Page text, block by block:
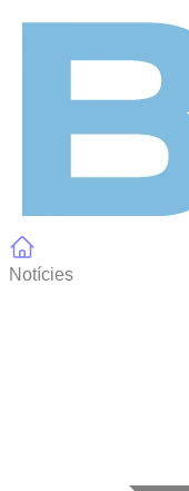
Notícies